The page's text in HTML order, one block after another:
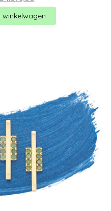
1.443,00.
prijs
€ 1.076,00.